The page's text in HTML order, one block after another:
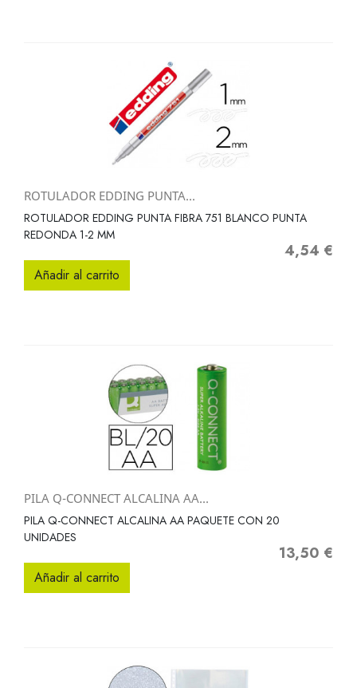
ROTULADOR EDDING PUNTA...
ROTULADOR EDDING PUNTA FIBRA 751 BLANCO PUNTA
REDONDA 1-2 MM
Precio
4,54 €
Añadir al carrito
PILA Q-CONNECT ALCALINA AA...
PILA Q-CONNECT ALCALINA AA PAQUETE CON 20
UNIDADES
Precio
13,50 €
Añadir al carrito